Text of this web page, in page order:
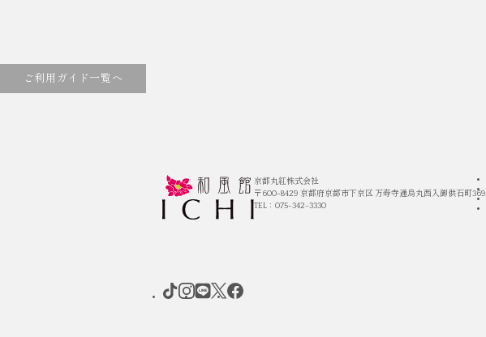
ご利用ガイド一覧へ
京都丸紅株式会社
〒600-8429 京都府京都市下京区 万寿寺通烏丸西入御供石町369
TEL：075-342-3330